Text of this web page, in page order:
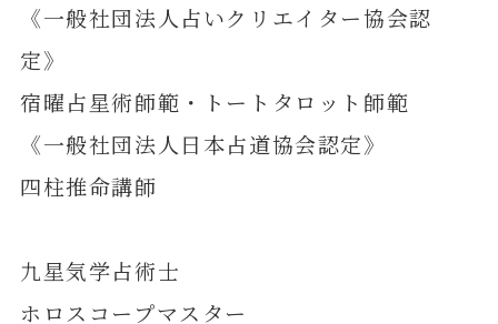
《一般社団法人占いクリエイター協会認
定》
宿曜占星術師範・トートタロット師範
《一般社団法人日本占道協会認定》
四柱推命講師
九星気学占術士
ホロスコープマスター